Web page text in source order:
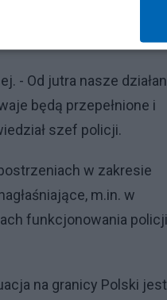
lekceważący
- Od jutra nasze
będą przepełnione i
szef policji.
w zakresie
m.in. w
funkcjonowania policji
na granicy Polski jest